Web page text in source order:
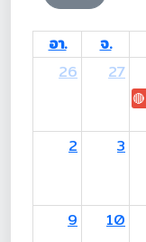
อา. จ.
26
27
2 3
9 10